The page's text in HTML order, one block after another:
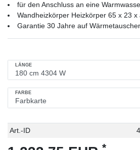
für den Anschluss an eine
Wandheizkörper Heizkörper 65 x 23
Garantie 30 Jahre auf
LÄNGE
FARBE
Technisches
Wert
Art.-ID
*